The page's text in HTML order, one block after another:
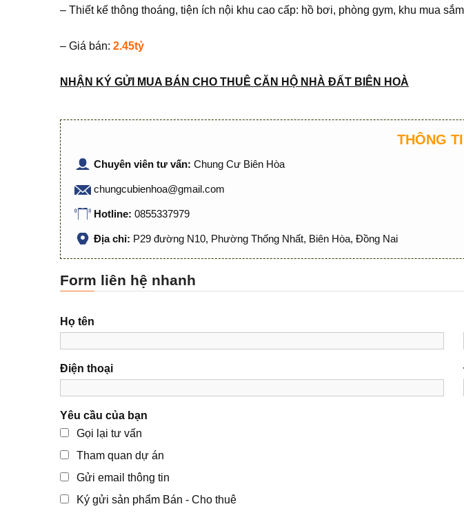
– Thiết kế thông thoáng, tiện ích nội khu cao cấp: hồ bơi, phòng gym, khu mua
– Giá bán: 2.45tỷ
NHẬ N KÝ GỬI MUA BÁN CHO THUÊ CĂ N HỘ NHÀ ĐẤT BIÊN HOÀ
THÔNG
Chuyên viên tư vấn: Chung Cư Biên Hòa
chungcubienhoa@gmail.com
Hotline: 0855337979
Địa chỉ: P29 đường N10, Phường Thống Nhất, Biên Hòa, Đồng Nai
Form liên hệ nhanh
Họ tên
Điện thoại
Yêu cầu của bạn
Gọi lại tư vấn
Tham quan dự án
Gửi email thông tin
Ký gửi sản phẩm Bán - Cho thuê